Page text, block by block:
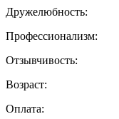
Дружелюбность:
Профессионализм:
Отзывчивость:
Возраст:
Оплата: